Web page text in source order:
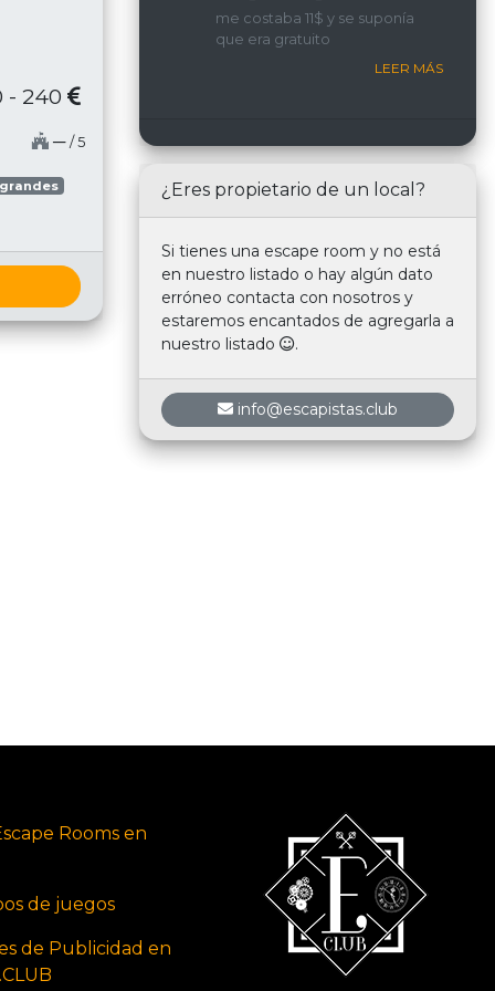
- 240
─ / 5
interacción constante con
nosotros.
me costaba 11$ y se suponía
que era gratuito
LEER MÁS
¿Eres propietario de un local?
Si tienes una escape room y no está
en nuestro listado o hay algún dato
erróneo contacta con nosotros y
estaremos encantados de agregarla a
nuestro listado
.
info@escapistas.club
Rooms en
de juegos
de Publicidad en